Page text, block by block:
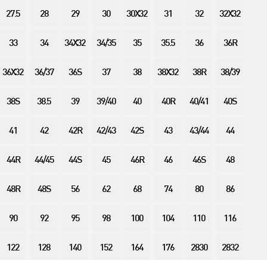
27.5 28 29 30 30X32 31 32 32X32
33 34 34X32 34/35 35 35.5 36 36R
36X32 36/37 36S 37 38 38X32 38R 38/39
38S 38.5 39 39/40 40 40R 40/41 40S
41 42 42R 42/43 42S 43 43/44 44
44R 44/45 44S 45 46R 46 46S 48
48R 48S 56 62 68 74 80 86
90 92 95 98 100 104 110 116
122 128 140 152 164 176 2830 2832